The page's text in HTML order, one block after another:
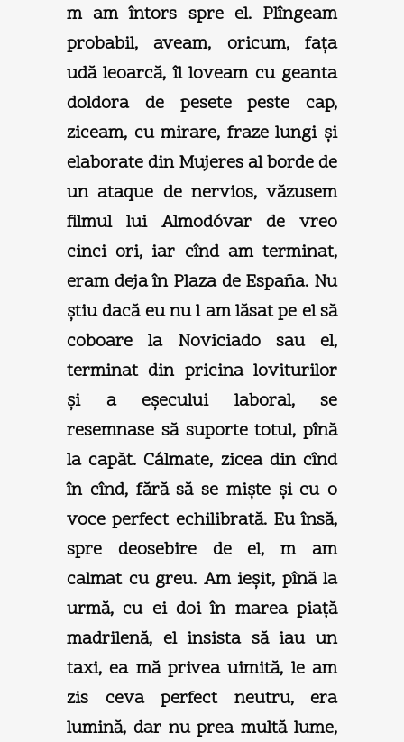
m am întors spre el. Plîngeam
probabil, aveam, oricum, faţa
udă leoarcă, îl loveam cu geanta
doldora de pesete peste cap,
ziceam, cu mirare, fraze lungi şi
elaborate din Mujeres al borde de
un ataque de nervios, văzusem
filmul lui Almodóvar de vreo
cinci ori, iar cînd am terminat,
eram deja în Plaza de España. Nu
ştiu dacă eu nu l am lăsat pe el să
coboare la Noviciado sau el,
terminat din pricina loviturilor
şi a eşecului laboral, se
resemnase să suporte totul, pînă
la capăt. Cálmate, zicea din cînd
în cînd, fără să se mişte şi cu o
voce perfect echilibrată. Eu însă,
spre deosebire de el, m am
calmat cu greu. Am ieşit, pînă la
urmă, cu ei doi în marea piaţă
madrilenă, el insista să iau un
taxi, ea mă privea uimită, le am
zis ceva perfect neutru, era
lumină, dar nu prea multă lume,